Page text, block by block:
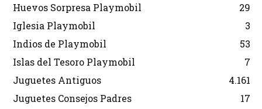
Huevos Sorpresa Playmobil
29
Iglesia Playmobil
3
Indios de Playmobil
53
Islas del Tesoro Playmobil
7
Juguetes Antiguos
4.161
Juguetes Consejos Padres
17